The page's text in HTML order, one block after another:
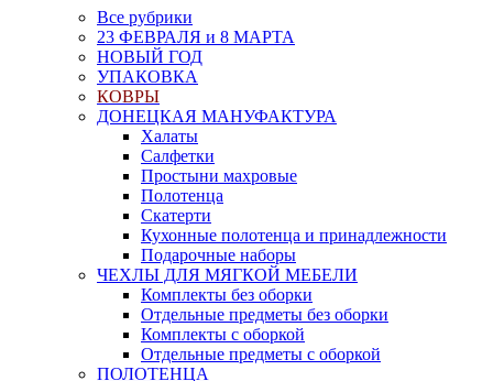
Все рубрики
23 ФЕВРАЛЯ и 8 МАРТА
НОВЫЙ ГОД
УПАКОВКА
КОВРЫ
ДОНЕЦКАЯ МАНУФАКТУРА
Халаты
Салфетки
Простыни махровые
Полотенца
Скатерти
Кухонные полотенца и принадлежности
Подарочные наборы
ЧЕХЛЫ ДЛЯ МЯГКОЙ МЕБЕЛИ
Комплекты без оборки
Отдельные предметы без оборки
Комплекты с оборкой
Отдельные предметы с оборкой
ПОЛОТЕНЦА